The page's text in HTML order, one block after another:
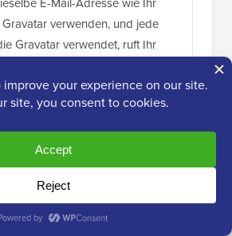
verwenden, und jede
Gravatar verwendet, ruft Ihr
um 10:39 Uhr